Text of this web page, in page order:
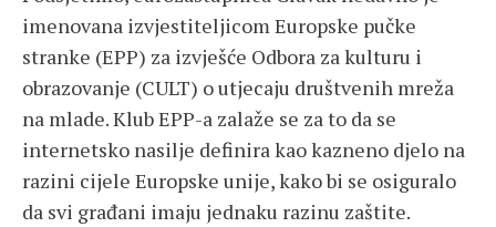
imenovana izvjestiteljicom Europske pučke
stranke (EPP) za izvješće Odbora za kulturu i
obrazovanje (CULT) o utjecaju društvenih mreža
na mlade. Klub EPP-a zalaže se za to da se
internetsko nasilje definira kao kazneno djelo na
razini cijele Europske unije, kako bi se osiguralo
da svi građani imaju jednaku razinu zaštite.